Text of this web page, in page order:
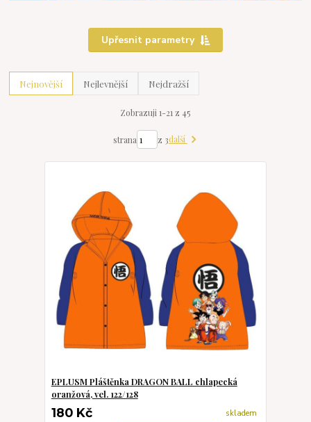
Upřesnit parametry
Nejnovější Nejlevnější Nejdražší
Zobrazuji 1-21 z 45
strana z 3další
EPLUSM Pláštěnka DRAGON BALL chlapecká
oranžová, vel. 122/128
180 Kč skladem